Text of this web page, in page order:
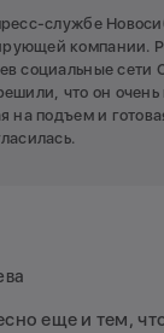
службе
компании.
социальные сети
что он очень
на подъем и
еще и тем,